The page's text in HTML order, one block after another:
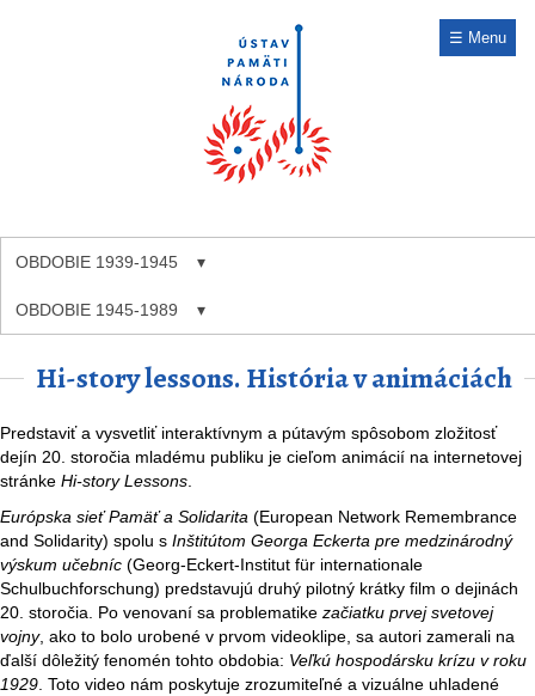
☰ Menu
OBDOBIE 1939-1945
OBDOBIE 1945-1989
Hi-story lessons. História v animáciách
Predstaviť a vysvetliť interaktívnym a pútavým spôsobom zložitosť
dejín 20. storočia mladému publiku je cieľom animácií na internetovej
stránke Hi-story Lessons
Európska sieť Pamäť a Solidarita (European Network Remembrance
and Solidarity) spolu s Inštitútom Georga Eckerta pre medzinárodný
výskum učebníc (Georg-Eckert-Institut für internationale
Schulbuchforschung) predstavujú druhý pilotný krátky film o dejinách
20. storočia. Po venovaní sa problematike začiatku prvej svetovej
vojny, ako to bolo urobené v prvom videoklipe, sa autori zamerali na
ďalší dôležitý fenomén tohto obdobia: Veľkú hospodársku krízu v roku
1929 . Toto video nám poskytuje zrozumiteľné a vizuálne uhladené